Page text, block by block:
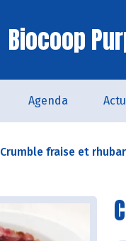
Biocoop
Agenda
Crumble fraise et